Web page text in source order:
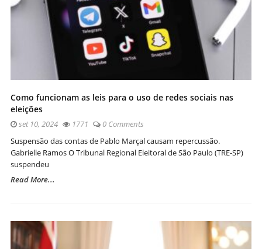
Como funcionam as leis para o uso de redes sociais nas
eleições
set 10, 2024 1771
0 Comments
Suspensão das contas de Pablo Marçal causam repercussão.
Gabrielle Ramos O Tribunal Regional Eleitoral de São Paulo (TRE-SP)
suspendeu
Read More...